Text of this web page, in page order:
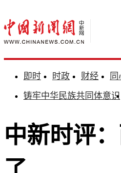
即时 时政 财经
铸牢中华民族共同体意识
中新时评